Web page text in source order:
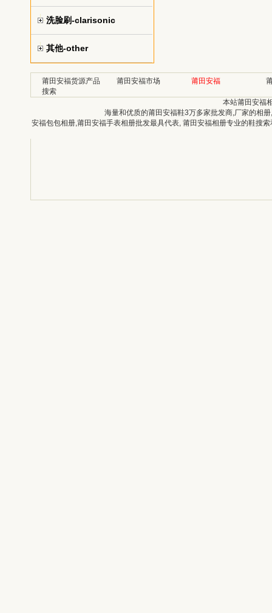
洗脸刷-clarisonic
其他-other
莆田安福货源产品
搜索
莆田安福市场 莆田安福
本站莆田安福
海量和优质的莆田安福鞋3万多家批发商,厂家的相
安福包包相册,莆田安福手表相册批发最具代表, 莆田安福相册专业的鞋搜